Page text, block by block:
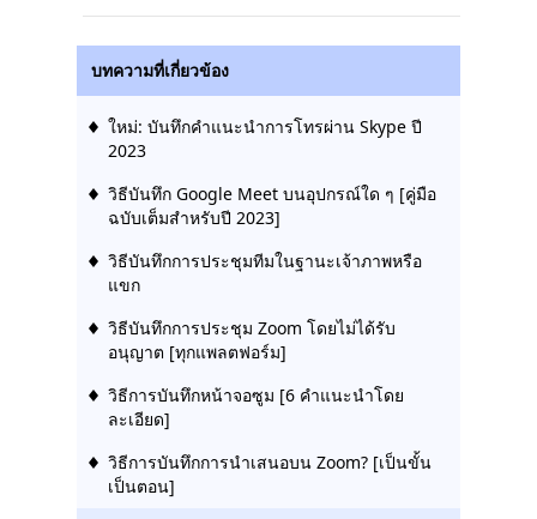
บทความที่เกี่ยวข้อง
ใหม่: บันทึกคำแนะนำการโทรผ่าน Skype ปี
2023
วิธีบันทึก Google Meet บนอุปกรณ์ใด ๆ [คู่มือ
ฉบับเต็มสำหรับปี 2023]
วิธีบันทึกการประชุมทีมในฐานะเจ้าภาพหรือ
แขก
วิธีบันทึกการประชุม Zoom โดยไม่ได้รับ
อนุญาต [ทุกแพลตฟอร์ม]
วิธีการบันทึกหน้าจอซูม [6 คำแนะนำโดย
ละเอียด]
วิธีการบันทึกการนำเสนอบน Zoom? [เป็นขั้น
เป็นตอน]